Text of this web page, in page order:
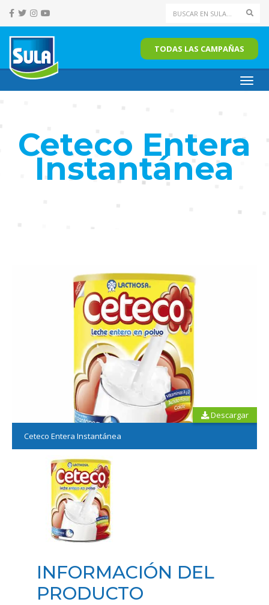
TODAS LAS CAMPAÑAS
Ceteco Entera
Instantánea
Ceteco Entera Instantánea
Descargar
INFORMACIÓN DEL
PRODUCTO